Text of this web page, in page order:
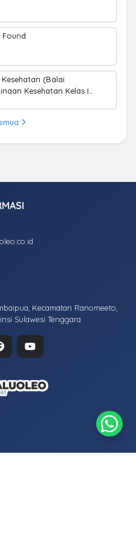
(Balai
Kesehatan Kelas I
Kecamatan Ranomeeto,
Sulawesi Tenggara